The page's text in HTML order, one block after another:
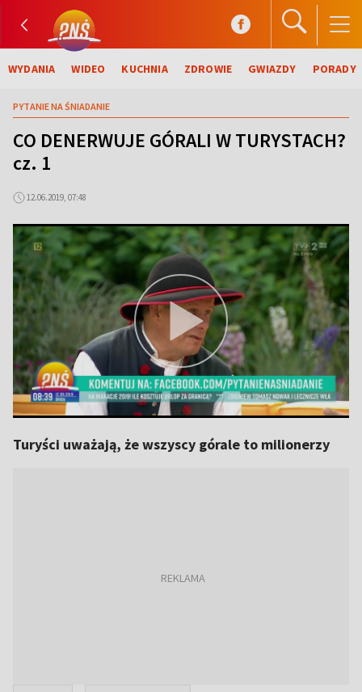
WYDANIA WIDEO KUCHNIA ZDROWIE GWIAZDY PORADY
PYTANIE NA ŚNIADANIE
CO DENERWUJE GÓRALI W TURYSTACH?
cz. 1
12.06.2019, 07:48
Turyści uważają, że wszyscy górale to milionerzy